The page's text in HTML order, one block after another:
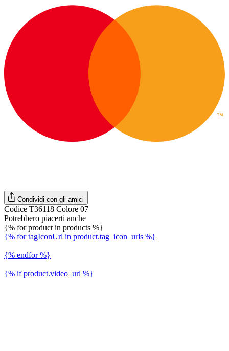
Condividi con gli amici
Codice T36118 Colore 07
Potrebbero piacerti anche
{% for product in products %}
{% for tagIconUrl in product.tag_icon_urls %}
{% endfor %}
{% if product.video_url %}